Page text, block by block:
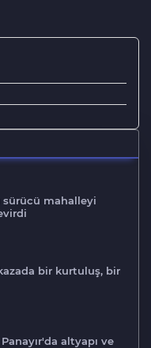
sürücü mahalleyi
bir kurtuluş, bir
altyapı ve